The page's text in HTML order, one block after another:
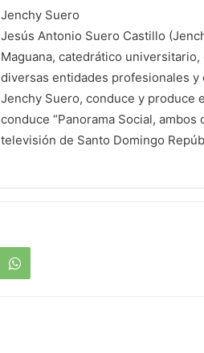
Jenchy Suero
Jesús Antonio Suero Castillo
Maguana, catedrático
diversas entidades profesionales y
Jenchy Suero, conduce y produce
conduce “Panorama Social,
televisión de Santo Domingo